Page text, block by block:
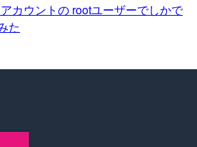
カウントの rootユーザーでしかで
た